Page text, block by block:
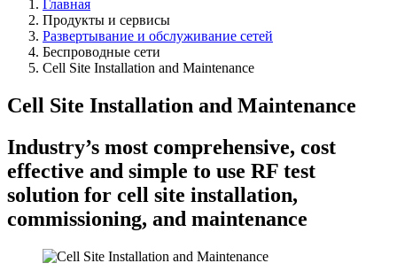
Главная
Продукты и сервисы
Развертывание и обслуживание сетей
Беспроводные сети
Cell Site Installation and Maintenance
Cell Site Installation and Maintenance
Industry’s most comprehensive, cost
effective and simple to use RF test
solution for cell site installation,
commissioning, and maintenance